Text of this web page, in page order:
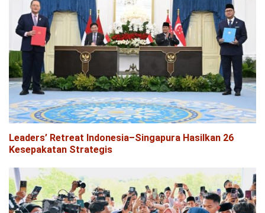
Leaders’ Retreat Indonesia–Singapura Hasilkan 26
Kesepakatan Strategis